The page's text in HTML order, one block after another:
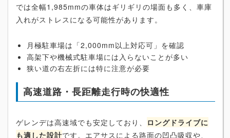
では全幅1,985mmの車体はギリギリの場面も多く、車庫
入れがストレスになる可能性があります。
月極駐車場は「2,000mm以上対応可」を確認
高架下や機械式駐車場には入らないことが多い
狭い道の右左折には特に注意が必要
高速道路・長距離走行時の快適性
ゲレンデは高速域でも安定しており、 ロングドライブに
も適した設計です。エアサスによる路面の凹凸吸収や、